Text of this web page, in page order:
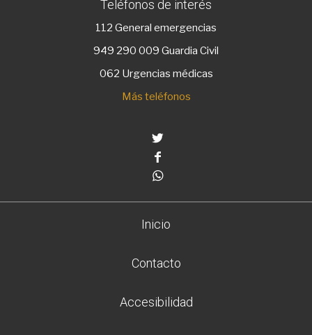
Teléfonos de interés
112 General emergencias
949 290 009 Guardia Civil
062 Urgencias médicas
Más teléfonos
Inicio
Contacto
Accesibilidad